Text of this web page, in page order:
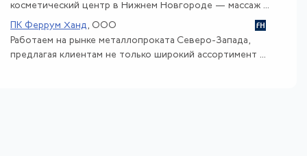
косметический центр в Нижнем Новгороде — массаж ...
ПК Феррум Ханд, ООО
Работаем на рынке металлопроката Северо-Запада,
предлагая клиентам не только широкий ассортимент ...